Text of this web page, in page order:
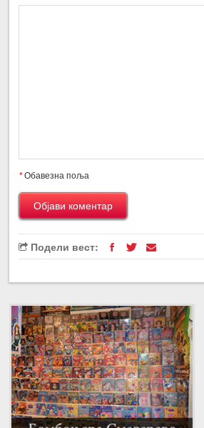
*Обавезна поља
Подели вест: